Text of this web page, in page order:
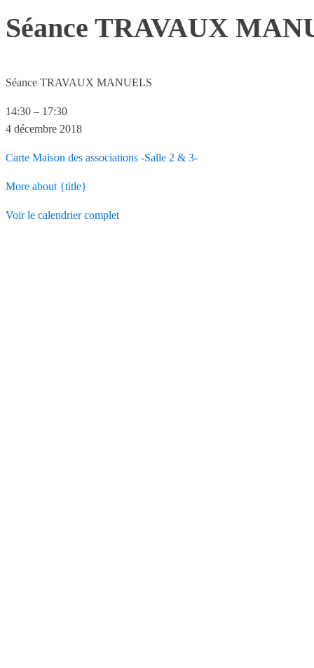
Séance TRAVAUX
Séance TRAVAUX MANUELS
14:30 – 17:30
4 décembre 2018
Carte Maison des associations -Salle 2 & 3-
More about {title}
Voir le calendrier complet